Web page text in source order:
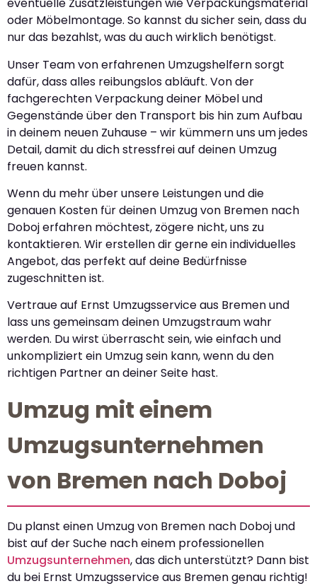
eventuelle Zusatzleistungen wie Verpackungsmaterial
oder Möbelmontage. So kannst du sicher sein, dass du
nur das bezahlst, was du auch wirklich benötigst.
Unser Team von erfahrenen Umzugshelfern sorgt
dafür, dass alles reibungslos abläuft. Von der
fachgerechten Verpackung deiner Möbel und
Gegenstände über den Transport bis hin zum Aufbau
in deinem neuen Zuhause – wir kümmern uns um jedes
Detail, damit du dich stressfrei auf deinen Umzug
freuen kannst.
Wenn du mehr über unsere Leistungen und die
genauen Kosten für deinen Umzug von Bremen nach
Doboj erfahren möchtest, zögere nicht, uns zu
kontaktieren. Wir erstellen dir gerne ein individuelles
Angebot, das perfekt auf deine Bedürfnisse
zugeschnitten ist.
Vertraue auf Ernst Umzugsservice aus Bremen und
lass uns gemeinsam deinen Umzugstraum wahr
werden. Du wirst überrascht sein, wie einfach und
unkompliziert ein Umzug sein kann, wenn du den
richtigen Partner an deiner Seite hast.
Umzug mit einem
Umzugsunternehmen
von Bremen nach Doboj
Du planst einen Umzug von Bremen nach Doboj und
bist auf der Suche nach einem professionellen
Umzugsunternehmen, das dich unterstützt? Dann bist
du bei Ernst Umzugsservice aus Bremen genau richtig!